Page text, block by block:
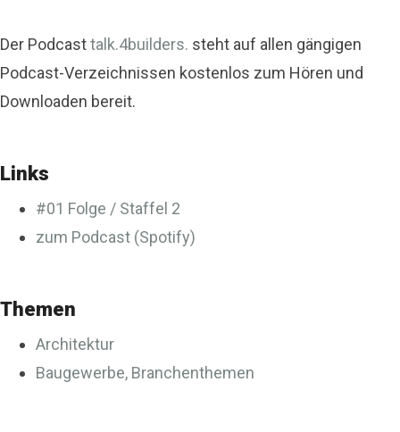
Der Podcasttalk.4builders. steht auf allen gängigen
Podcast-Verzeichnissen kostenlos zum Hören und
Downloaden bereit.
Links
#01 Folge / Staffel 2
zum Podcast (Spotify)
Themen
Architektur
Baugewerbe, Branchenthemen